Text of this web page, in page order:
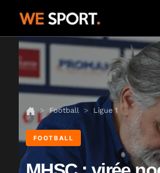
Football Ligue 1
FOOTBALL